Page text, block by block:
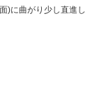
索
)に曲がり少し直進し